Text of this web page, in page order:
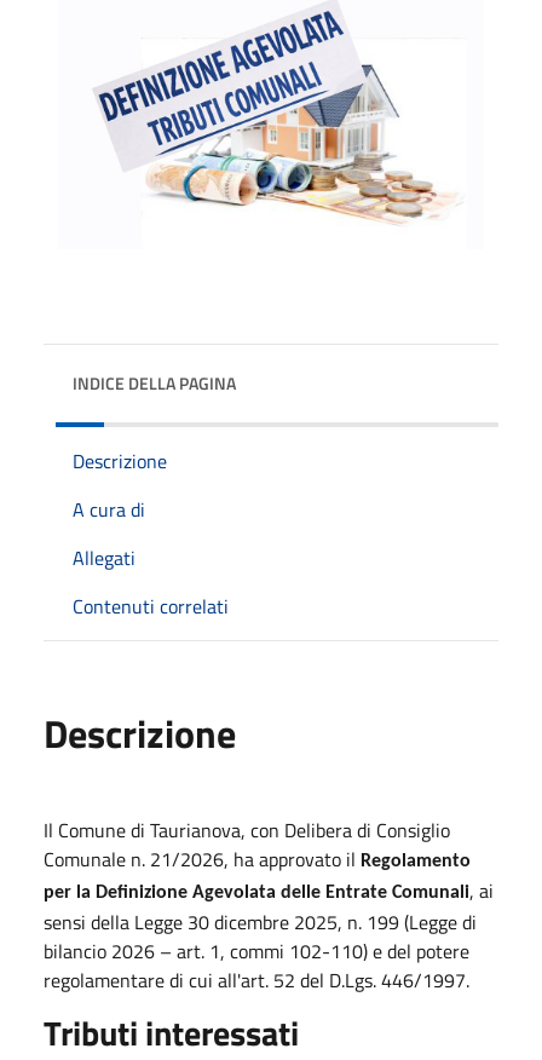
INDICE DELLA PAGINA
Descrizione
A cura di
Allegati
Contenuti correlati
Descrizione
Il Comune di Taurianova, con Delibera di Consiglio
Comunale n. 21/2026, ha approvato il Regolamento
per la Definizione Agevolata delle Entrate Comunali, ai
sensi della Legge 30 dicembre 2025, n. 199 (Legge di
bilancio 2026 – art. 1, commi 102-110) e del potere
regolamentare di cui all'art. 52 del D.Lgs. 446/1997.
Tributi interessati